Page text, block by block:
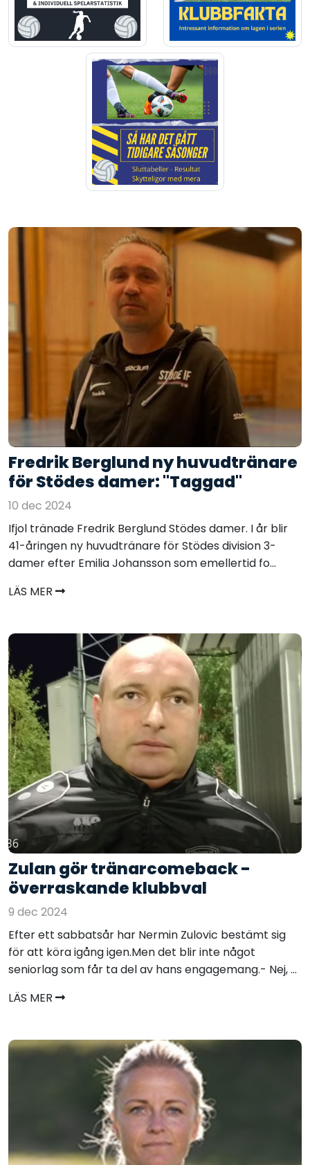
Fredrik Berglund ny huvudtränare
för Stödes damer: "Taggad"
10 dec 2024
Ifjol tränade Fredrik Berglund Stödes damer. I år blir
41-åringen ny huvudtränare för Stödes division 3-
damer efter Emilia Johansson som emellertid fo...
LÄS MER
Zulan gör tränarcomeback -
överraskande klubbval
9 dec 2024
Efter ett sabbatsår har Nermin Zulovic bestämt sig
för att köra igång igen.Men det blir inte något
seniorlag som får ta del av hans engagemang.- Nej, ...
LÄS MER